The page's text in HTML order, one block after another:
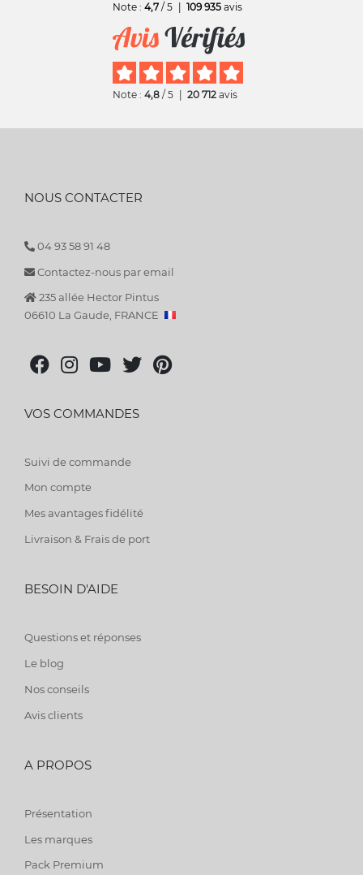
Note : 4,7 / 5 109 935 avis
Note : 4,8 / 5 20 712 avis
NOUS CONTACTER
04 93 58 91 48
Contactez-nous par email
235 allée Hector Pintus
06610 La Gaude, FRANCE
VOS COMMANDES
Suivi de commande
Mon compte
Mes avantages fidélité
Livraison & Frais de port
BESOIN D'AIDE
Questions et réponses
Le blog
Nos conseils
Avis clients
A PROPOS
Présentation
Les marques
Pack Premium